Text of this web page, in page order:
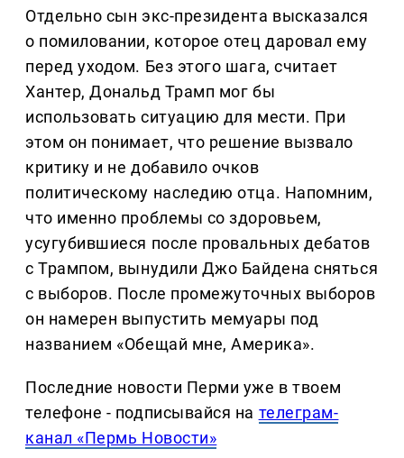
Отдельно сын экс-президента высказался
о помиловании, которое отец даровал ему
перед уходом. Без этого шага, считает
Хантер, Дональд Трамп мог бы
использовать ситуацию для мести. При
этом он понимает, что решение вызвало
критику и не добавило очков
политическому наследию отца. Напомним,
что именно проблемы со здоровьем,
усугубившиеся после провальных дебатов
с Трампом, вынудили Джо Байдена сняться
с выборов. После промежуточных выборов
он намерен выпустить мемуары под
названием «Обещай мне, Америка».
Последние новости Перми уже в твоем
телефоне - подписывайся на телеграм-
канал «Пермь Новости»